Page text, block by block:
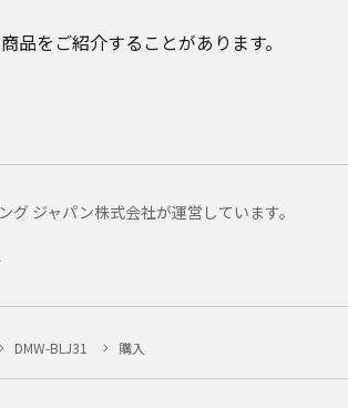
品をご紹介することがあります。
ジャパン株式会社が運営しています。
DMW-BLJ31 購入